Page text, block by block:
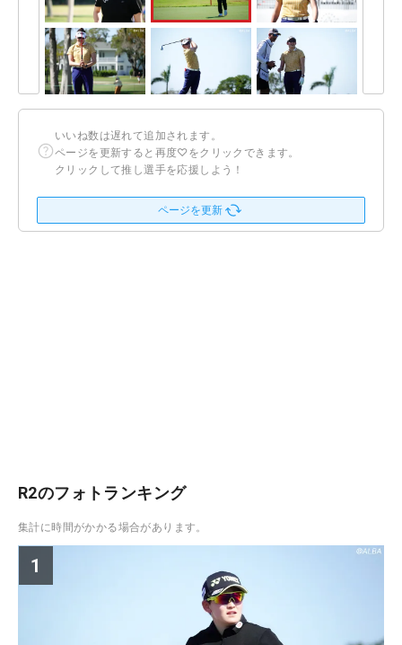
いいね数は遅れて追加されます。
ページを更新すると再度♡をクリックできます。
クリックして推し選手を応援しよう！
ページを更新
R2のフォトランキング
集計に時間がかかる場合があります。
1